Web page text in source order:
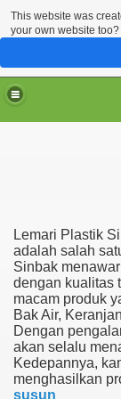
Lemari Plastik
adalah salah
Sinbak
dengan kualitas
macam produk
Bak Air,
Dengan
akan selalu
Kedepannya,
menghasilkan
susun
This website was
your own website too?